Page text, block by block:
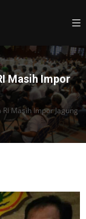
Masih Impor
Masih Impor Jagung